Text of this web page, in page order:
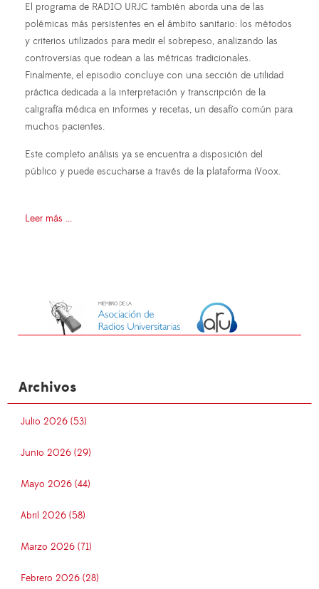
El programa de RADIO URJC también aborda una de las
polémicas más persistentes en el ámbito sanitario: los métodos
y criterios utilizados para medir el sobrepeso, analizando las
controversias que rodean a las métricas tradicionales.
Finalmente, el episodio concluye con una sección de utilidad
práctica dedicada a la interpretación y transcripción de la
caligrafía médica en informes y recetas, un desafío común para
muchos pacientes.
Este completo análisis ya se encuentra a disposición del
público y puede escucharse a través de la plataforma iVoox.
Leer más ...
Archivos
Julio 2026 (53)
Junio 2026 (29)
Mayo 2026 (44)
Abril 2026 (58)
Marzo 2026 (71)
Febrero 2026 (28)